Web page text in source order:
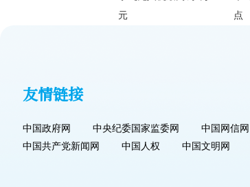
元
点
友情链接
中国政府网 中央纪委国家监委网 中国网信网
中国共产党新闻网
中国人权 中国文明网